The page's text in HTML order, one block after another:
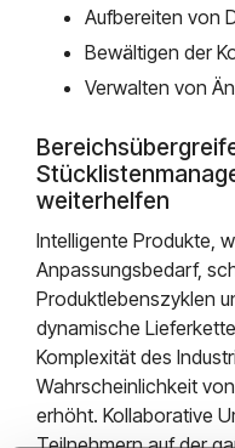
Aufbereiten von
Bewältigen der
Verwalten von
weiterhelfen
Intelligente Produkte,
Anpassungsbedarf,
Produktlebenszyklen
dynamische
Komplexität des
Wahrscheinlichkeit
erhöht. Kollaborative